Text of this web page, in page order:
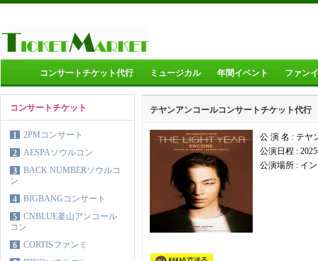
コンサートチケット代行 ミュージカル 年間イベント ファン
コンサートチケット
1
2PMコンサート
2
AESPAソウルコン
3
BACK NUMBERソウルコ
ン
4
BIGBANGコンサート
5
CNBLUE釜山アンコール
コン
6
CORTISファンミ
テヤンアンコールコンサートチケット代行
公 演 名 : テヤ
公演日程 :
公演場所 : イ